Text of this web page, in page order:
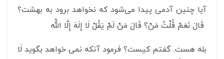
آیا چنین آدمی پیدا می‌شود که نخواهد برود به بهشت؟
قَالَ نَعَمْ قُلْتُ مَنْ؟ قَالَ مَنْ لَمْ يَقُلْ لَا إِلَهَ إِلَّا اللَّه‏
بله هست. گفتم کیست؟ فرمود آنکه نمی خواهد بگوید لَا